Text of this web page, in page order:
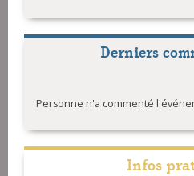
Derniers
Personne n'a commenté
Infos